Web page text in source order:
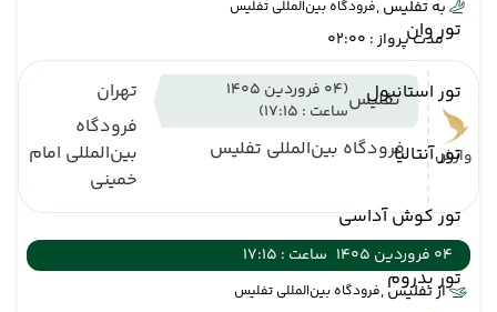
تور وان
تور استانبول
تور آنتالیا
تور کوش آداسی
تور بدروم
به تفلیس ,فرودگاه بین‌المللی تفلیس
مدت پرواز : 02:00
وارش
تفلیس
(04 فروردین 1405
ساعت : 17:15)
فرودگاه بین‌المللی تفلیس
تهران
فرودگاه
بین‌المللی امام
خمینی
04 فروردین 1405
ساعت : 17:15
از تفلیس ,فرودگاه بین‌المللی تفلیس